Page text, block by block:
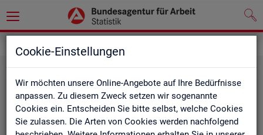
Cookie-Einstellungen
Wir möchten unsere Online-Angebote auf Ihre Bedürfnisse
anpassen. Zu diesem Zweck setzen wir sogenannte
Cookies ein. Entscheiden Sie bitte selbst, welche Cookies
Sie zulassen. Die Arten von Cookies werden nachfolgend